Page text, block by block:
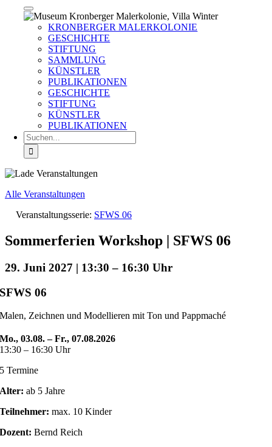
KRONBERGER MALERKOLONIE
GESCHICHTE
STIFTUNG
SAMMLUNG
KÜNSTLER
PUBLIKATIONEN
GESCHICHTE
STIFTUNG
KÜNSTLER
PUBLIKATIONEN
Suche
nach:
Alle Veranstaltungen
Veranstaltungsserie: SFWS 06
Sommerferien Workshop | SFWS 06
29. Juni 2027 | 13:30 – 16:30
SFWS 06
Malen, Zeichnen und Modellieren mit Ton und Pappmaché
Mo., 03.08. – Fr., 07.08.2026
13:30 – 16:30 Uhr
5 Termine
Alter: ab 5 Jahre
Teilnehmer: max. 10 Kinder
Dozent: Bernd Reich